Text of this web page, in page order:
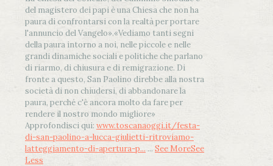
del magistero dei papi è una Chiesa che non ha
paura di confrontarsi con la realtà per portare
l'annuncio del Vangelo».«Vediamo tanti segni
della paura intorno a noi, nelle piccole e nelle
grandi dinamiche sociali e politiche che parlano
di riarmo, di chiusura e di remigrazione. Di
fronte a questo, San Paolino direbbe alla nostra
società di non chiudersi, di abbandonare la
paura, perché c'è ancora molto da fare per
rendere il nostro mondo migliore»
Approfondisci qui: www.toscanaoggi.it/festa-
di-san-paolino-a-lucca-giulietti-ritroviamo-
latteggiamento-di-apertura-p... ... See MoreSee
Less